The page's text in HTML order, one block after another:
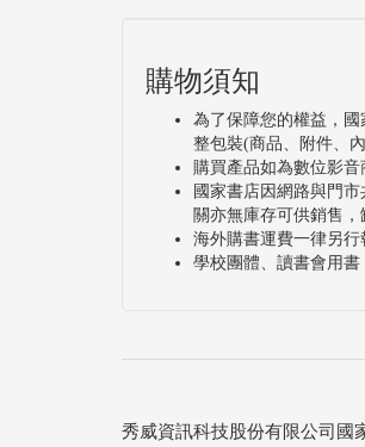
購物須知
為了保障您的權益，
整包裝(商品、附件、
購買產品如為數位影
國家書店因網路與門
關亦無庫存可供銷售，
海外購書運費一律另
學校團體、讀書會用
秀威資訊科技股份有限公司